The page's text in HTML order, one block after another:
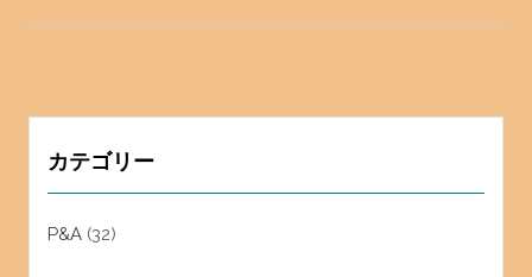
ビ
シ
ョ
ン
カテゴリー
P&A(32)